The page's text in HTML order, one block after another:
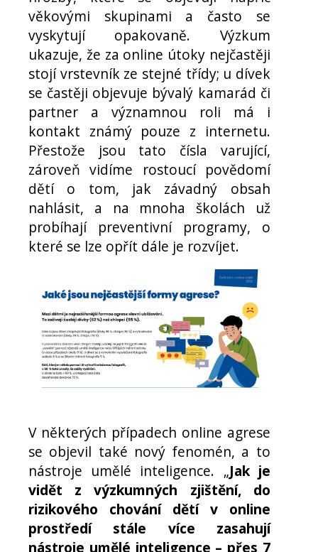
věkovými skupinami a často se
vyskytují opakovaně. Výzkum
ukazuje, že za online útoky nejčastěji
stojí vrstevník ze stejné třídy; u dívek
se častěji objevuje bývalý kamarád či
partner a významnou roli má i
kontakt známý pouze z internetu.
Přestože jsou tato čísla varující,
zároveň vidíme rostoucí povědomí
dětí o tom, jak závadný obsah
nahlásit, a na mnoha školách už
probíhají preventivní programy, o
které se lze opřít dále je rozvíjet.
V některých případech online agrese
se objevil také nový fenomén, a to
nástroje umělé inteligence. „Jak je
vidět z výzkumných zjištění, do
rizikového chování dětí v online
prostředí stále více zasahují
nástroje umělé inteligence – přes 7